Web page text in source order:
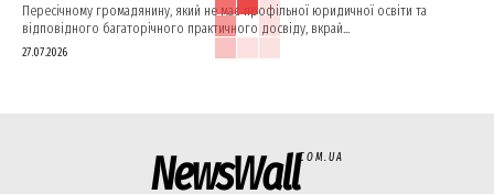
Пересічному громадянину, який не має профільної юридичної освіти та
відповідного багаторічного практичного досвіду, вкрай...
27.07.2026
NewsWallCOM.UA